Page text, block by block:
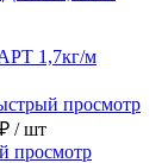
1,7кг/м
просмотр
/ шт
просмотр